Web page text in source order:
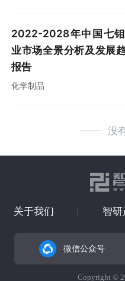
2022-2028年中国七
业市场全景分析及发展
报告
化学制品
没
关于我们 智
微信公众号
Copyright ©